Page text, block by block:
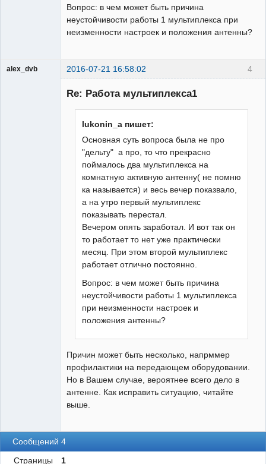
Вопрос: в чем может быть причина
неустойчивости работы 1 мультиплекса при
неизменности настроек и положения антенны?
4
alex_dvb 2016-07-21 16:58:02
Re: Работа мультиплекса1
lukonin_a пишет:
Основная суть вопроса была не про
"дельту" а про, то что прекрасно
поймалось два мультиплекса на
комнатную активную антенну( не помню
ка называется) и весь вечер показвало,
а на утро первый мультиплекс
показывать перестал.
Вечером опять заработал. И вот так он
то работает то нет уже практически
месяц. При этом второй мультиплекс
работает отлично постоянно.
Вопрос: в чем может быть причина
неустойчивости работы 1 мультиплекса
при неизменности настроек и
положения антенны?
Причин может быть несколько, напрммер
профилактики на передающем оборудовании.
Но в Вашем случае, вероятнее всего дело в
антенне. Как исправить ситуацию, читайте
выше.
Сообщений 4
Страницы 1